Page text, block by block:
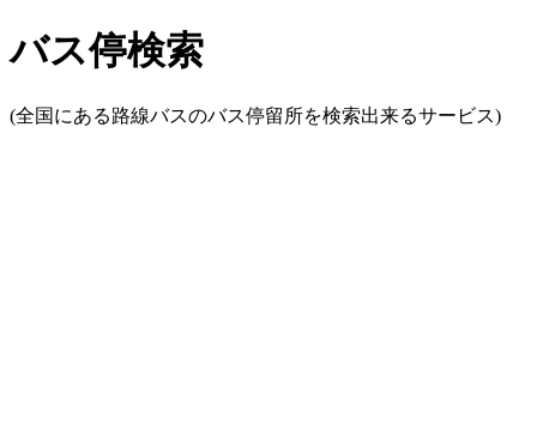
バス停検索
(全国にある路線バスのバス停留所を検索出来るサービス)